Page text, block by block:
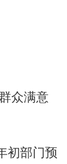
群众满意
初部门预